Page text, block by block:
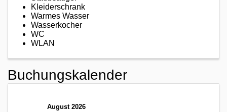
Kleiderschrank
Warmes Wasser
Wasserkocher
WC
WLAN
Buchungskalender
August 2026